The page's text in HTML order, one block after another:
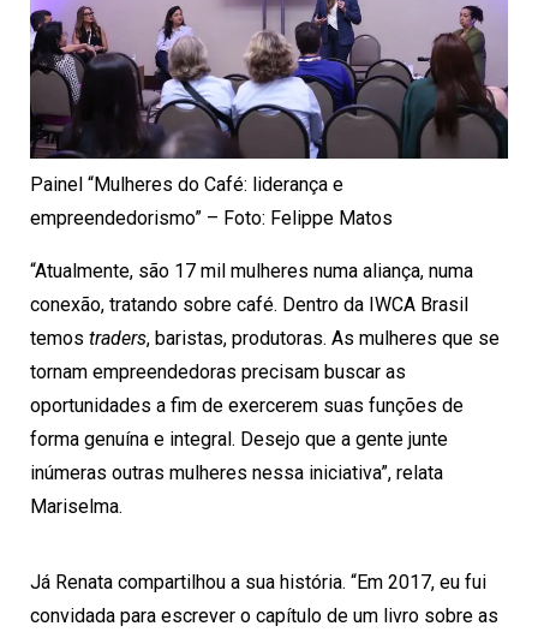
Painel “Mulheres do Café: liderança e
empreendedorismo” – Foto: Felippe Matos
“Atualmente, são 17 mil mulheres numa aliança, numa
conexão, tratando sobre café. Dentro da IWCA Brasil
temos traders, baristas, produtoras. As mulheres que se
tornam empreendedoras precisam buscar as
oportunidades a fim de exercerem suas funções de
forma genuína e integral. Desejo que a gente junte
inúmeras outras mulheres nessa iniciativa”, relata
Mariselma.
Já Renata compartilhou a sua história. “Em 2017, eu fui
convidada para escrever o capítulo de um livro sobre as